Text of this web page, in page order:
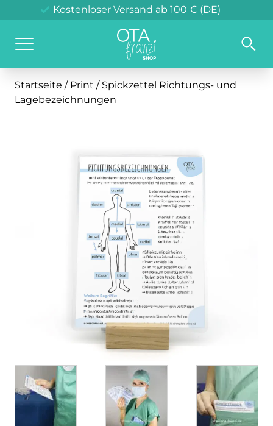
Liebevolle Verpackung
Klimaneutraler Versand in DE
Versand innerhalb 48 h*
Tassen
Startseite / Print / Spickzettel Richtungs- und
Lagebezeichnungen